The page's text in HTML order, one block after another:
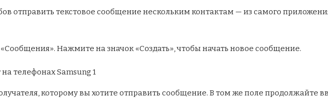
отправить текстовое сообщение нескольким контактам — из самого
Нажмите на значок «Создать», чтобы начать новое сообщение.
которому вы хотите отправить сообщение. В том же поле продолжайте